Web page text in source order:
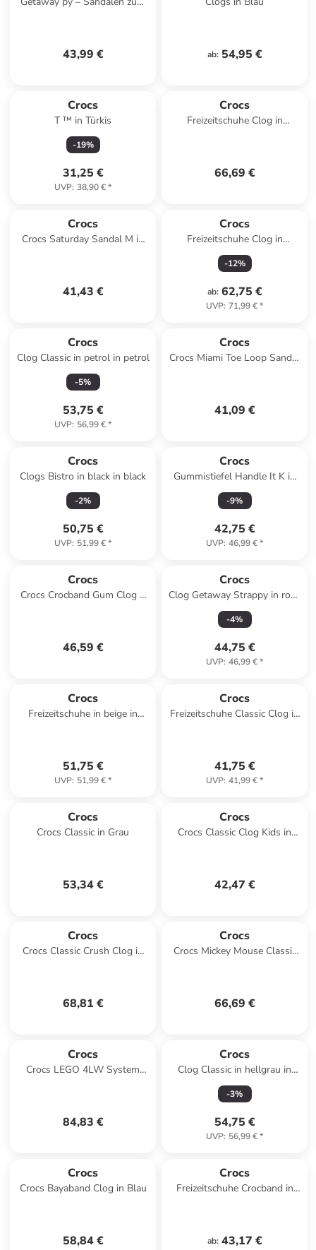
43,99 € ab: 54,95 €
Crocs
T ™ in Türkis
-19%
31,25 €
UVP: 38,90 €*
Crocs
Freizeitschuhe Clog in
66,69 €
Crocs
Crocs Saturday Sandal M in
41,43 €
Crocs
Freizeitschuhe Clog in
schwarz in schwarz
-12%
ab: 62,75 €
UVP: 71,99 €*
Crocs
Clog Classic in petrol in petrol
-5%
53,75 €
UVP: 56,99 €*
Crocs
Crocs Miami Toe Loop Sandal
41,09 €
Crocs
Clogs Bistro in black in black
-2%
50,75 €
UVP: 51,99 €*
Crocs
Gummistiefel Handle It K in
pink in pink
-9%
42,75 €
UVP: 46,99 €*
Crocs
Crocs Crocband Gum Clog K
46,59 €
Crocs
Clog Getaway Strappy in rosa
in rosa
-4%
44,75 €
UVP: 46,99 €*
Crocs
Freizeitschuhe in beige in
51,75 €
UVP: 51,99 €*
Crocs
Freizeitschuhe Classic Clog in
41,75 €
UVP: 41,99 €*
Crocs
Crocs Classic in Grau
53,34 €
Crocs
Crocs Classic Clog Kids in
42,47 €
Crocs
Crocs Classic Crush Clog in
68,81 €
Crocs
Crocs Mickey Mouse Classic
66,69 €
Crocs
Crocs LEGO 4LW System
84,83 €
Crocs
Clog Classic in hellgrau in
hellgrau
-3%
54,75 €
UVP: 56,99 €*
Crocs
Crocs Bayaband Clog in Blau
58,84 €
Crocs
Freizeitschuhe Crocband in
ab: 43,17 €